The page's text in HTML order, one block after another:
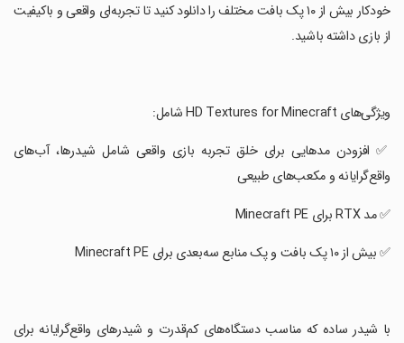
خودکار بیش از ۱۰ پک بافت مختلف را دانلود کنید تا تجربه‌ای واقعی و باکیفیت
از بازی داشته باشید.
‏ویژگی‌های HD Textures for Minecraft شامل:
‏✅ افزودن مدهایی برای خلق تجربه بازی واقعی شامل شیدرها، آب‌های
واقع‌گرایانه و مکعب‌های طبیعی
‏✅ مد RTX برای Minecraft PE
‏✅ بیش از ۱۰ پک بافت و پک منابع سه‌بعدی برای Minecraft PE
‏با شیدر ساده که مناسب دستگاه‌های کم‌قدرت و شیدرهای واقع‌گرایانه برای